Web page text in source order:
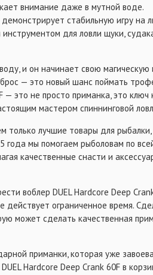
внимание даже в мутной воде.
стабильную игру на
для ловли щуки,
и он начинает свою магическую
— это новый шанс поймать
— это не просто приманка, это ключ
мастером спиннинговой
только лучшие товары для рыбалки,
года мы помогаем рыболовам по
качественные снасти и
воблер DUEL Hardcore Deep
ограниченное время.
может сделать качественная
приманки, которая уже
Hardcore Deep Crank 60F в